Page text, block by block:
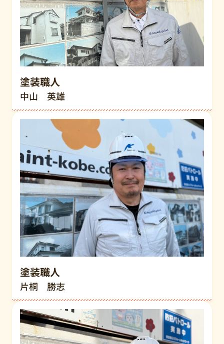
塗装職人
中山 英雄
塗装職人
片桐 勝志